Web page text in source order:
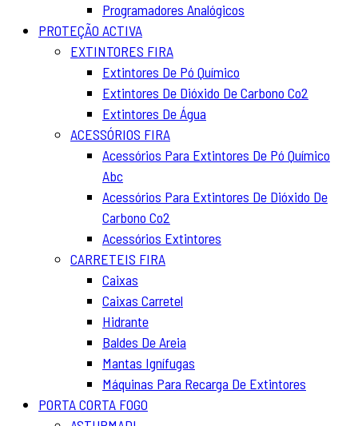
Programadores Analógicos
PROTEÇÃO ACTIVA
EXTINTORES FIRA
Extintores De Pó Químico
Extintores De Dióxido De Carbono Co2
Extintores De Água
ACESSÓRIOS FIRA
Acessórios Para Extintores De Pó Químico
Abc
Acessórios Para Extintores De Dióxido De
Carbono Co2
Acessórios Extintores
CARRETEIS FIRA
Caixas
Caixas Carretel
Hidrante
Baldes De Areia
Mantas Ignífugas
Máquinas Para Recarga De Extintores
PORTA CORTA FOGO